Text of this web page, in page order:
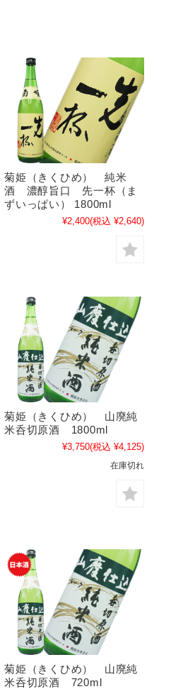
菊姫（きくひめ） 純米
酒 濃醇旨口 先一杯（ま
ずいっぱい） 1800ml
¥2,400(税込 ¥2,640)
菊姫（きくひめ） 山廃純
米呑切原酒 1800ml
¥3,750(税込 ¥4,125)
在庫切れ
菊姫（きくひめ） 山廃純
米呑切原酒 720ml